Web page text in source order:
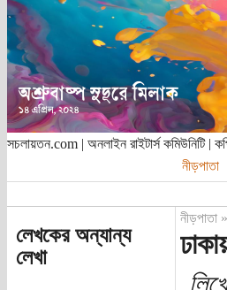
সচলায়তন.com | অনলাইন রাইটার্স কমিউনিটি |
নীড়পাতা
লেখকের অন্যান্য
লেখা
নীড়পাতা